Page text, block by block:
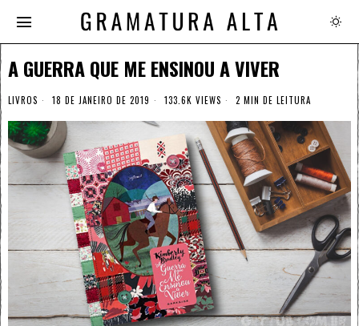
A GUERRA QUE ME ENSINOU A VIVER
LIVROS 18 DE JANEIRO DE 2019 133.6K VIEWS 2 MIN DE LEITURA